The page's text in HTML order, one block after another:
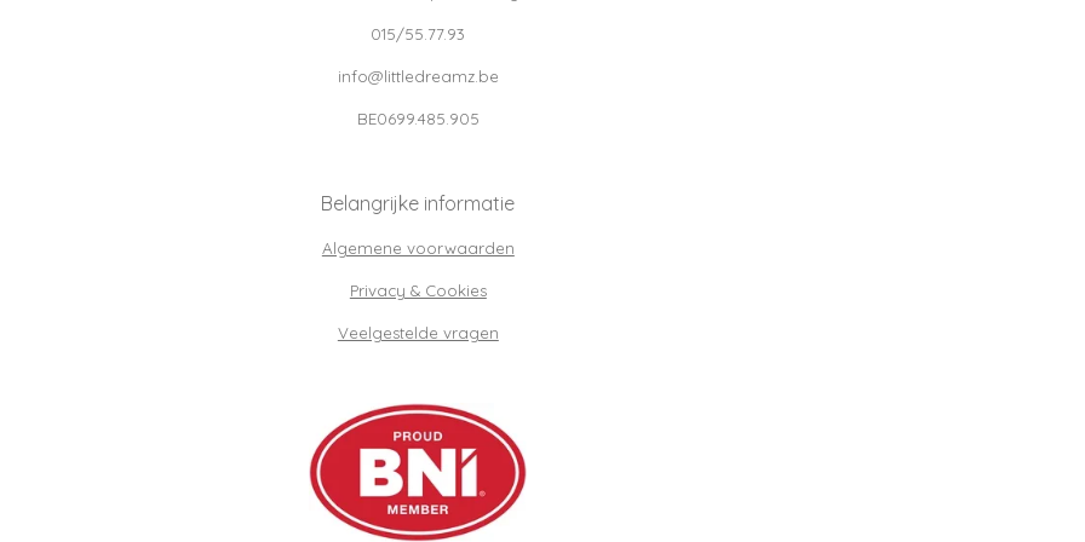
015/55.77.93
info@littledreamz.be
BE0699.485.905
Belangrijke informatie
Algemene voorwaarden
Privacy & Cookies
Veelgestelde vragen